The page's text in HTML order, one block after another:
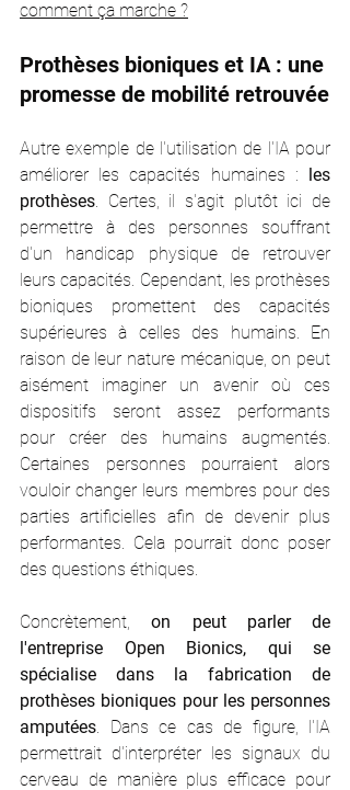
comment ça marche ?
Prothèses bioniques et IA : une
promesse de mobilité retrouvée
Autre exemple de l'utilisation de l'IA pour
améliorer les capacités humaines : les
prothèses. Certes, il s'agit plutôt ici de
permettre à des personnes souffrant
d'un handicap physique de retrouver
leurs capacités. Cependant, les prothèses
bioniques promettent des capacités
supérieures à celles des humains. En
raison de leur nature mécanique, on peut
aisément imaginer un avenir où ces
dispositifs seront assez performants
pour créer des humains augmentés.
Certaines personnes pourraient alors
vouloir changer leurs membres pour des
parties artificielles afin de devenir plus
performantes. Cela pourrait donc poser
des questions éthiques.
Concrètement, on peut parler de
l'entreprise Open Bionics, qui se
spécialise dans la fabrication de
prothèses bioniques pour les personnes
amputées. Dans ce cas de figure, l'IA
permettrait d'interpréter les signaux du
cerveau de manière plus efficace pour